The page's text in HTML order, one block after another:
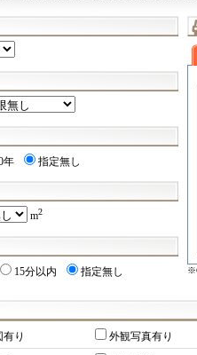
年 指定無し
m2
15分以内 指定無し
有り 外観写真有り